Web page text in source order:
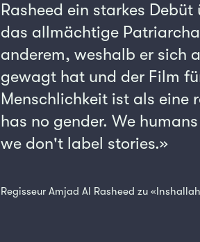
Rasheed ein starkes
das allmächtige
anderem, weshalb er sich
gewagt hat und der Film
Menschlichkeit ist als eine
has no gender. We
we don't label stories.»
Regisseur Amjad Al Rasheed zu